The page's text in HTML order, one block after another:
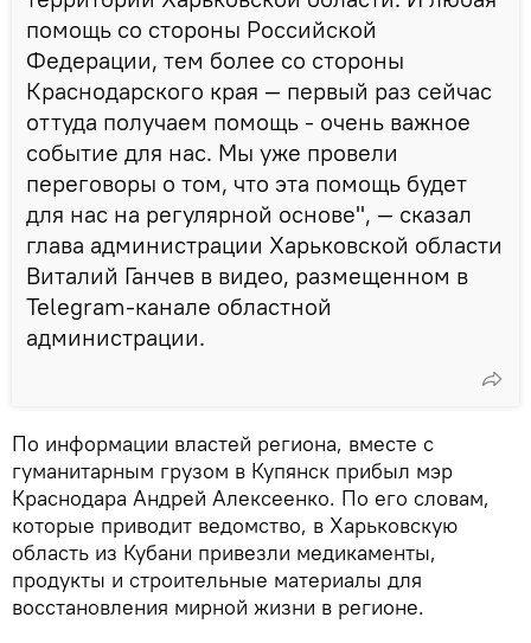
помощь со стороны Российской
Федерации, тем более со стороны
Краснодарского края — первый раз сейчас
оттуда получаем помощь - очень важное
событие для нас. Мы уже провели
переговоры о том, что эта помощь будет
для нас на регулярной основе", — сказал
глава администрации Харьковской области
Виталий Ганчев в видео, размещенном в
Telegram-канале областной
администрации.
По информации властей региона, вместе с
гуманитарным грузом в Купянск прибыл мэр
Краснодара Андрей Алексеенко. По его словам,
которые приводит ведомство, в Харьковскую
область из Кубани привезли медикаменты,
продукты и строительные материалы для
восстановления мирной жизни в регионе.